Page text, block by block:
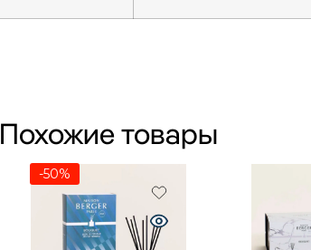
Похожие товары
-50%